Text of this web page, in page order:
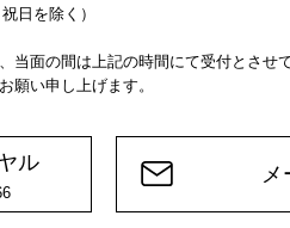
日を除く）
当面の間は上記の時間にて受付とさせ
願い申し上げます。
ル メ